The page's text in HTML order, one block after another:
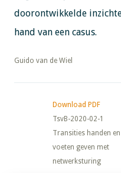
doorontwikkelde
hand van een casus.
​​​​​​​Guido van de Wiel
Download PDF
TsvB-2020-02-1
Transities handen en
voeten geven met
netwerksturing